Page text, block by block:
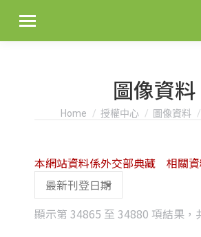
圖像資料
You are here:
Home 授權中心 圖像資料
顯示第 34865 至 34880 項結果，
本網站資料係外交部典藏 相關